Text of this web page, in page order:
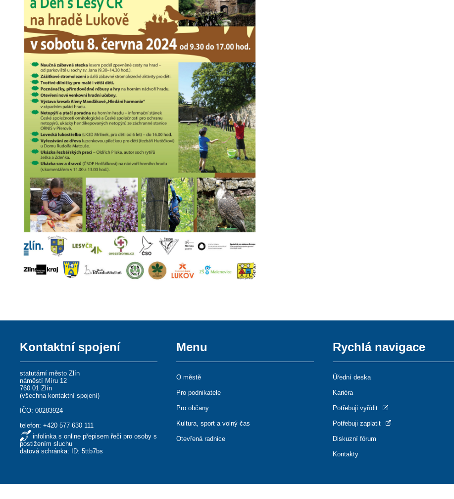
Kontaktní spojení
statutární město Zlín
náměstí Míru 12
760 01 Zlín
(všechna kontaktní spojení)
IČO: 00283924
telefon:+420 577 630 111
infolinka s online přepisem řeči pro osoby s
postižením sluchu
datová schránka: ID: 5ttb7bs
Menu
O městě
Pro podnikatele
Pro občany
Kultura, sport a volný čas
Otevřená radnice
Rychlá navigace
Úřední deska
Kariéra
Potřebuji vyřídit
Potřebuji zaplatit
Diskuzní fórum
Kontakty